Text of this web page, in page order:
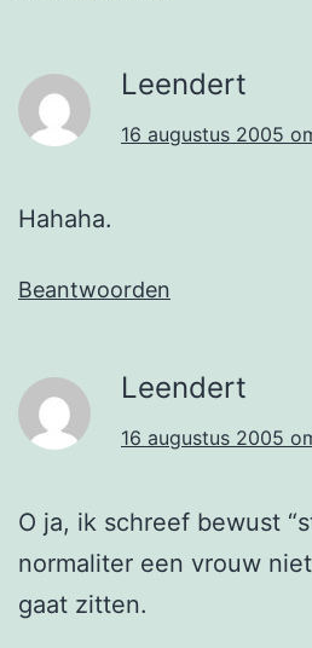
Leendert
16 augustus 2005
Hahaha.
Beantwoorden
Leendert
16 augustus 2005
O ja, ik schreef bewust
normaliter een vrouw
gaat zitten.